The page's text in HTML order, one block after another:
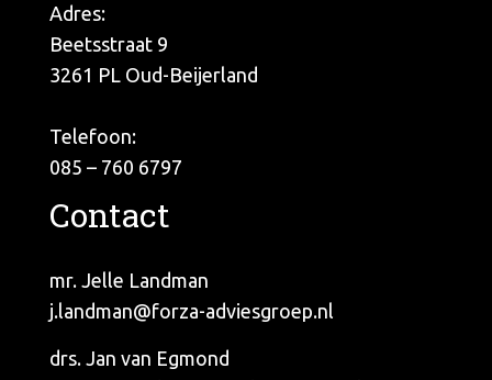
Adres:
Beetsstraat 9
3261 PL Oud-Beijerland
Telefoon:
085 – 760 6797
Contact
mr. Jelle Landman
j.landman@forza-adviesgroep.nl
drs. Jan van Egmond